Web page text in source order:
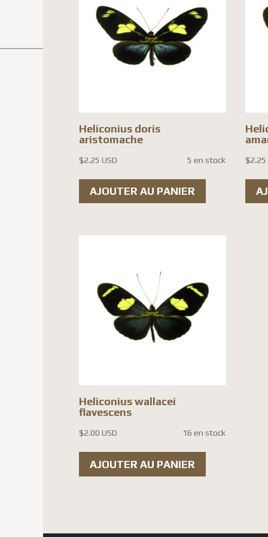
Heliconius doris
aristomache
$2.25 USD 5 en stock
AJOUTER AU PANIER
$2.25
Heliconius wallacei
flavescens
$2.00 USD 16 en stock
AJOUTER AU PANIER